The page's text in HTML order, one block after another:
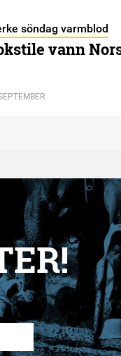
söndag varmblod
vann